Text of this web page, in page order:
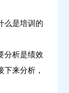
么是培训的
分析是绩效
来分析，